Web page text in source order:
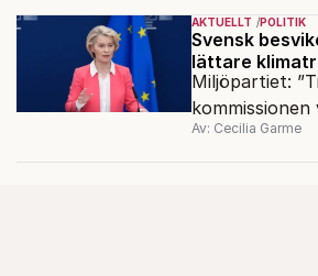
oljepris och AI-
AKTUELLT POLITIK
Svensk
lättare
Miljöpartiet:
kommissionen
Av: Cecilia Garme